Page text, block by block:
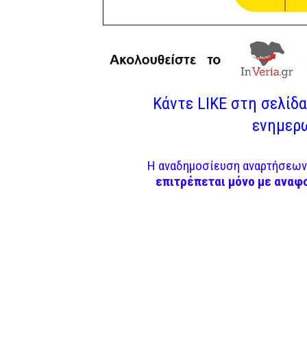
Κάντε LIKE στη
Η αναδημοσίευση
επιτρέπεται μόνο με